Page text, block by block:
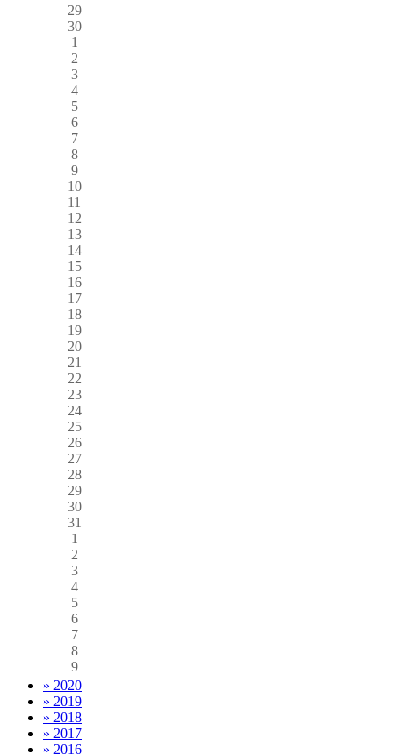
29
30
1
2
3
4
5
6
7
8
9
10
11
12
13
14
15
16
17
18
19
20
21
22
23
24
25
26
27
28
29
30
31
1
2
3
4
5
6
7
8
9
» 2020
» 2019
» 2018
» 2017
» 2016